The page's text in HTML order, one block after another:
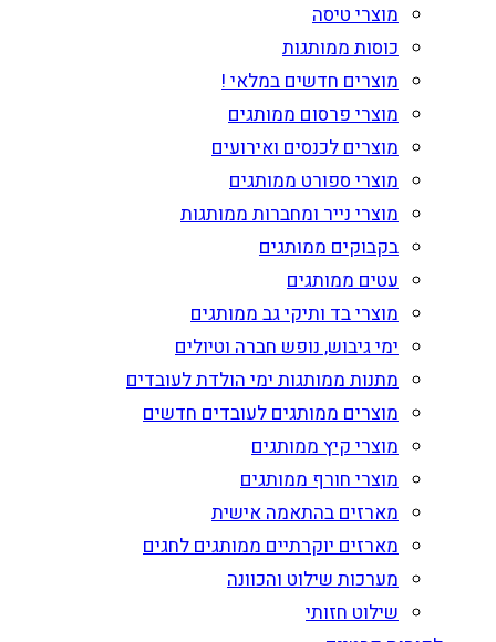
מוצרי טיסה
כוסות ממותגות
מוצרים חדשים במלאי !
מוצרי פרסום ממותגים
מוצרים לכנסים ואירועים
מוצרי ספורט ממותגים
מוצרי נייר ומחברות ממותגות
בקבוקים ממותגים
עטים ממותגים
מוצרי בד ותיקי גב ממותגים
ימי גיבוש, נופש חברה וטיולים
מתנות ממותגות ימי הולדת לעובדים
מוצרים ממותגים לעובדים חדשים
מוצרי קיץ ממותגים
מוצרי חורף ממותגים
מארזים בהתאמה אישית
מארזים יוקרתיים ממותגים לחגים
מערכות שילוט והכוונה
שילוט חזותי